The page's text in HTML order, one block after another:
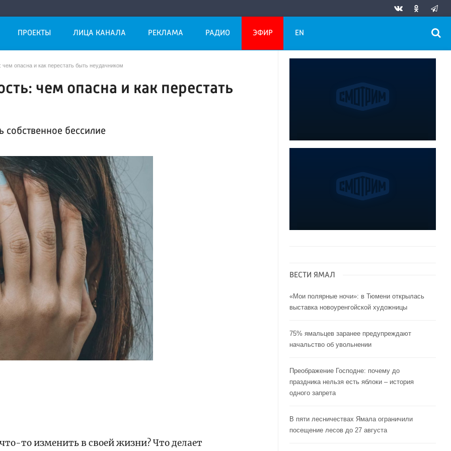
ПРОЕКТЫ ЛИЦА КАНАЛА РЕКЛАМА РАДИО ЭФИР EN
опасна и как перестать быть неудачником
чем опасна и как перестать
собственное бессилие
то изменить в своей жизни? Что делает
ВЕСТИ ЯМАЛ
«Мои полярные ночи»: в Тюмени открылась
выставка новоуренгойской художницы
75% ямальцев заранее предупреждают
начальство об увольнении
Преображение Господне: почему до
праздника нельзя есть яблоки – история
одного запрета
В пяти лесничествах Ямала ограничили
посещение лесов до 27 августа